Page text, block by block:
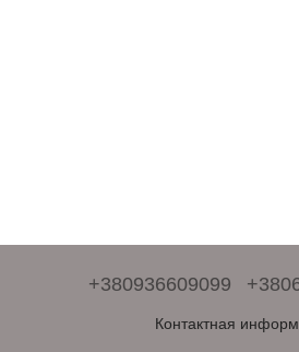
+380936609099
Контактная